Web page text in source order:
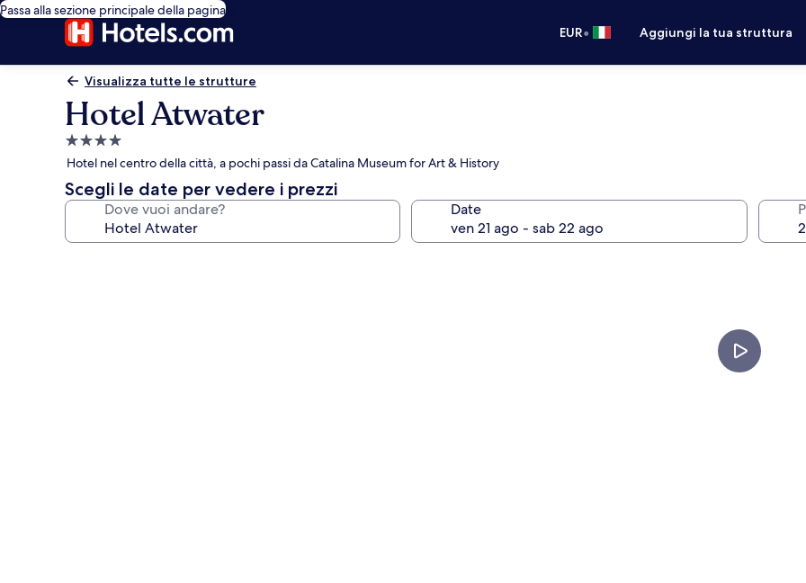
Passa alla sezione principale della pagina
EUR• Aggiungi la tua struttura
Visualizza tutte le strutture
Hotel Atwater
Struttura
a
4.0
stelle
Hotel nel centro della città, a pochi passi da Catalina Museum for Art & History
Scegli le date per vedere i prezzi
Dove vuoi andare? Date